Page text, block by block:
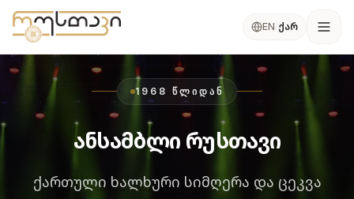
კონტენტზე გადასვლა
EN ქარ
1968 ᲬᲚᲘᲓᲐᲜ
ანსამბლი რუსთავი
ქართული ხალხური სიმღერა და ცეკვა